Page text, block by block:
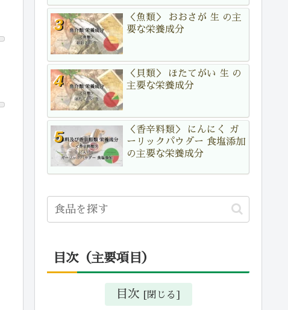
＜魚類＞ おおさが 生 の主
要な栄養成分
＜貝類＞ ほたてがい 生 の
主要な栄養成分
＜香辛料類＞ にんにく ガ
ーリックパウダー 食塩添加
の主要な栄養成分
目次（主要項目）
目次